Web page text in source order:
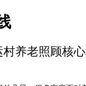
养老照顾核